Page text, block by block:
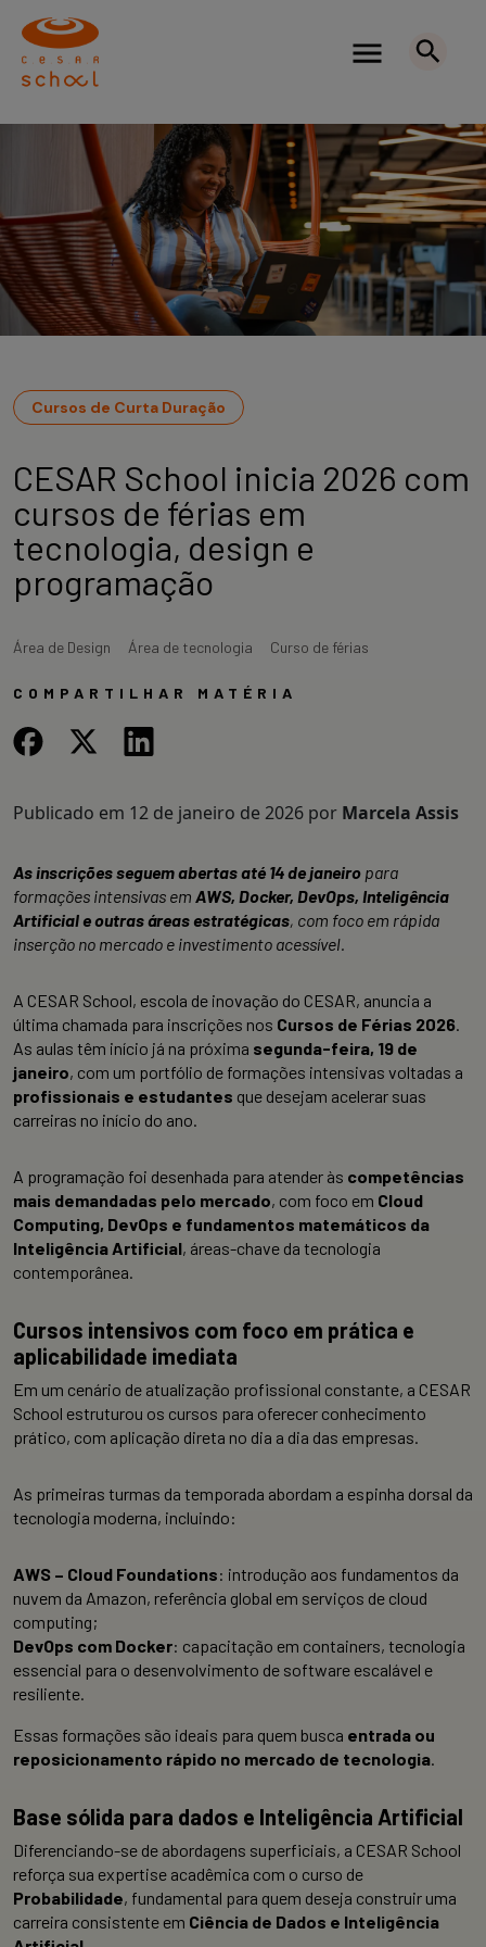
Cursos de Curta Duração
CESAR School inicia 2026 com
cursos de férias em
tecnologia, design e
programação
Área de Design Área de tecnologia Curso de férias
COMPARTILHAR MATÉRIA
Publicado em 12 de janeiro de 2026 por Marcela Assis
As inscrições seguem abertas até 14 de janeiro para
formações intensivas em AWS, Docker, DevOps, Inteligência
Artificial e outras áreas estratégicas, com foco em rápida
inserção no mercado e investimento acessível.
A CESAR School, escola de inovação do CESAR, anuncia a
última chamada para inscrições nos Cursos de Férias 2026.
As aulas têm início já na próxima segunda-feira, 19 de
janeiro, com um portfólio de formações intensivas voltadas a
profissionais e estudantes que desejam acelerar suas
carreiras no início do ano.
A programação foi desenhada para atender às competências
mais demandadas pelo mercado, com foco em Cloud
Computing, DevOps e fundamentos matemáticos da
Inteligência Artificial, áreas-chave da tecnologia
contemporânea.
Cursos intensivos com foco em prática e
aplicabilidade imediata
Em um cenário de atualização profissional constante, a CESAR
School estruturou os cursos para oferecer conhecimento
prático, com aplicação direta no dia a dia das empresas.
As primeiras turmas da temporada abordam a espinha dorsal da
tecnologia moderna, incluindo:
AWS – Cloud Foundations: introdução aos fundamentos da
nuvem da Amazon, referência global em serviços de cloud
computing;
DevOps com Docker: capacitação em containers, tecnologia
essencial para o desenvolvimento de software escalável e
resiliente.
Essas formações são ideais para quem busca entrada ou
reposicionamento rápido no mercado de tecnologia.
Base sólida para dados e Inteligência Artificial
Diferenciando-se de abordagens superficiais, a CESAR School
reforça sua expertise acadêmica com o curso de
Probabilidade, fundamental para quem deseja construir uma
carreira consistente em Ciência de Dados e Inteligência